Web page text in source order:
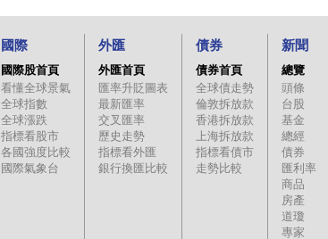
國際
國際股首頁
看懂全球景氣
全球指數
全球漲跌
指標看股市
各國強度比較
國際氣象台
外匯
外匯首頁
匯率升貶圖表
最新匯率
交叉匯率
歷史走勢
指標看外匯
銀行換匯比較
債券
債券首頁
全球債走勢
倫敦拆放款
香港拆放款
上海拆放款
指標看債市
走勢比較
新聞
總覽
頭條
台股
基金
總經
債券
匯利率
商品
房產
道瓊
專家